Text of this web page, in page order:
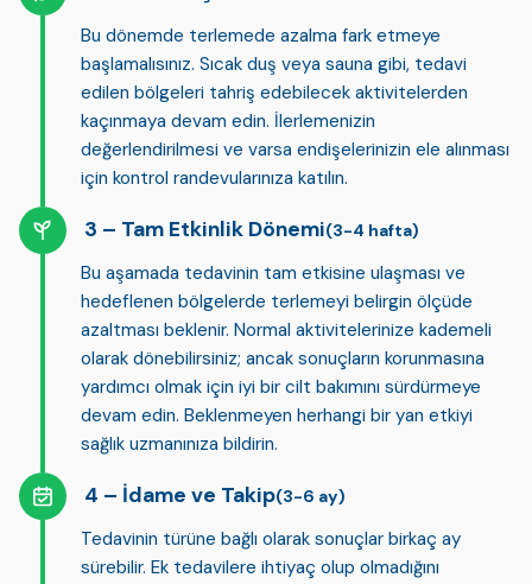
Bu dönemde terlemede azalma fark etmeye
başlamalısınız. Sıcak duş veya sauna gibi, tedavi
edilen bölgeleri tahriş edebilecek aktivitelerden
kaçınmaya devam edin. İlerlemenizin
değerlendirilmesi ve varsa endişelerinizin ele alınması
için kontrol randevularınıza katılın.
Tam Etkinlik Dönemi(3-4 hafta)
Bu aşamada tedavinin tam etkisine ulaşması ve
hedeflenen bölgelerde terlemeyi belirgin ölçüde
azaltması beklenir. Normal aktivitelerinize kademeli
olarak dönebilirsiniz; ancak sonuçların korunmasına
yardımcı olmak için iyi bir cilt bakımını sürdürmeye
devam edin. Beklenmeyen herhangi bir yan etkiyi
sağlık uzmanınıza bildirin.
İdame ve Takip(3-6 ay)
Tedavinin türüne bağlı olarak sonuçlar birkaç ay
sürebilir. Ek tedavilere ihtiyaç olup olmadığını